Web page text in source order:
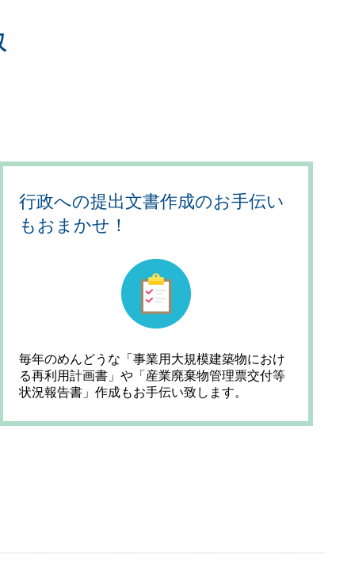
行政への提出文書作成のお手伝い
もおまかせ！
毎年のめんどうな「事業用大規模建築物におけ
る再利用計画書」や「産業廃棄物管理票交付等
状況報告書」作成もお手伝い致します。